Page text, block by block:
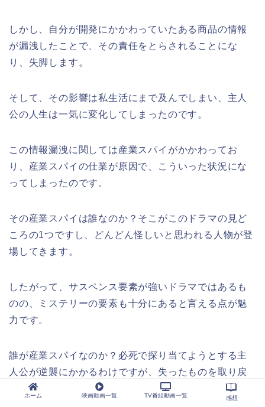
しかし、自分が開発にかかわっていたある商品の情報
が漏洩したことで、その責任をとらされることにな
り、失脚します。
そして、その影響は私生活にまで及んでしまい、主人
公の人生は一気に変化してしまったのです。
この情報漏洩に関しては産業スパイがかかわってお
り、産業スパイの仕業が原因で、こういった状況にな
ってしまったのです。
その産業スパイは誰なのか？そこがこのドラマの見ど
ころの1つですし、どんどん怪しいと思われる人物が登
場してきます。
したがって、サスペンス要素が強いドラマではあるも
のの、ミステリーの要素も十分にあると言える点が魅
力です。
誰が産業スパイなのか？必死で探り当てようとする主
人公が逆襲にかかるわけですが、失ったものを取り戻
すことはできるのか？
ホーム 映画動画一覧 TV番組動画一覧 感想